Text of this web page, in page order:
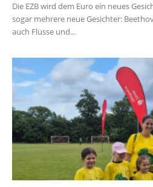
Die EZB wird dem Euro ein neues
sogar mehrere neue Gesichter:
auch Flüsse und...